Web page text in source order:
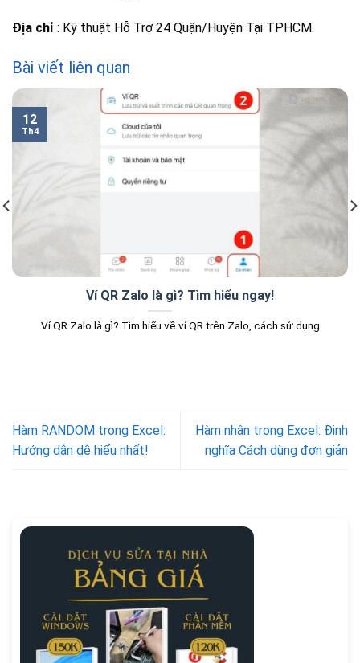
Địa chỉ : Kỹ thuật Hỗ Trợ 24 Quận/Huyện Tại TPHCM.
Bài viết liên quan
Ví QR Zalo là gì? Tìm hiểu ngay!
Ví QR Zalo là gì? Tìm hiểu về ví QR trên Zalo, cách sử dụng
12
Th4
Hàm RANDOM trong Excel:
Hướng dẫn dễ hiểu nhất!
Hàm nhân trong Excel: Định
nghĩa Cách dùng đơn giản